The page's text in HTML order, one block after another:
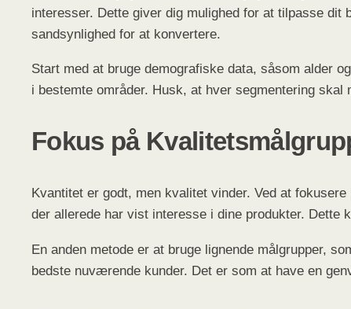
interesser. Dette giver dig mulighed for at tilpasse
sandsynlighed for at konvertere.
Start med at bruge demografiske data, såsom alder
i bestemte områder. Husk, at hver segmentering
Fokus på
Kvantitet er godt, men kvalitet vinder. Ved at
der allerede har vist interesse i dine produkter. Dette
En anden metode er at bruge lignende målgrupper,
bedste nuværende kunder. Det er som at have en